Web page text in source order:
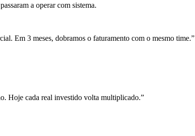
a operar com sistema.
Em 3 meses, dobramos o faturamento com o mesmo time.”
Hoje cada real investido volta multiplicado.”